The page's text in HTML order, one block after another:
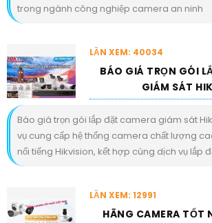
trong ngành công nghiệp camera an ninh
LẦN XEM: 40034
BÁO GIÁ TRỌN GÓI
GIÁM SÁT
Báo giá trọn gói lắp đặt camera giám sát
vụ cung cấp hệ thống camera chất lượng
nổi tiếng Hikvision, kết hợp cùng dịch vụ lắp
LẦN XEM: 12991
HÃNG CAMERA TỐT